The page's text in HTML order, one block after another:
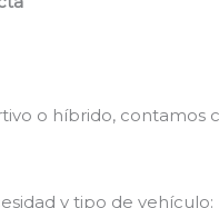
o híbrido, contamos
y tipo de vehículo: